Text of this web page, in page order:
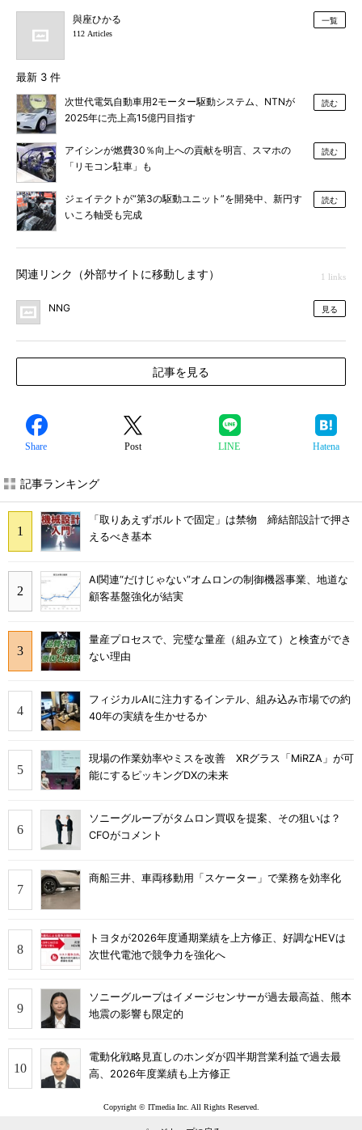
與座ひかる
112 Articles
一覧
最新 3 件
次世代電気自動車用2モーター駆動システム、NTNが
2025年に売上高15億円目指す
読む
アイシンが燃費30％向上への貢献を明言、スマホの
「リモコン駐車」も
読む
ジェイテクトが“第3の駆動ユニット”を開発中、新円す
いころ軸受も完成
読む
関連リンク（外部サイトに移動します） 1 links
NNG 見る
記事を見る
Share Post LINE Hatena
記事ランキング
「取りあえずボルトで固定」は禁物 締結部設計で押さ
えるべき基本
AI関連“だけじゃない”オムロンの制御機器事業、地道な
顧客基盤強化が結実
量産プロセスで、完璧な量産（組み立て）と検査ができ
ない理由
フィジカルAIに注力するインテル、組み込み市場での約
40年の実績を生かせるか
現場の作業効率やミスを改善 XRグラス「MiRZA」が可
能にするピッキングDXの未来
ソニーグループがタムロン買収を提案、その狙いは？
CFOがコメント
商船三井、車両移動用「スケーター」で業務を効率化
トヨタが2026年度通期業績を上方修正、好調なHEVは
次世代電池で競争力を強化へ
ソニーグループはイメージセンサーが過去最高益、熊本
地震の影響も限定的
電動化戦略見直しのホンダが四半期営業利益で過去最
高、2026年度業績も上方修正
Copyright © ITmedia Inc. All Rights Reserved.